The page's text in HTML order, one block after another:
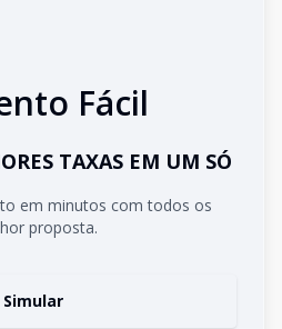
Fácil
TAXAS EM UM SÓ
em minutos com todos os
proposta.
Simular